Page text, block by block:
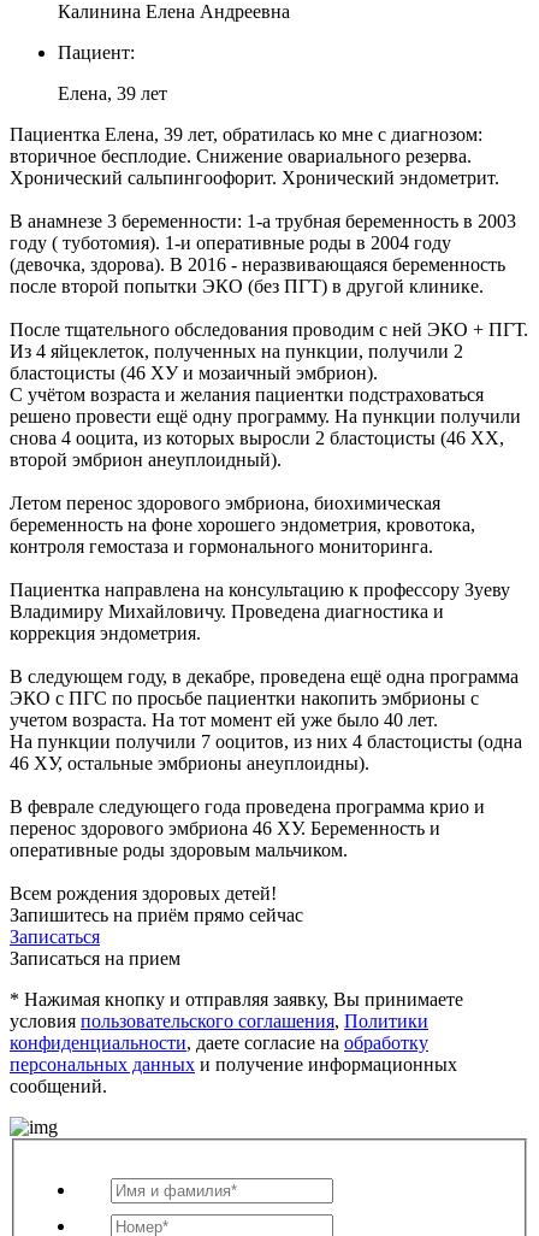
Калинина Елена Андреевна
Пациент:
Елена, 39 лет
Пациентка Елена, 39 лет, обратилась ко мне с диагнозом:
вторичное бесплодие. Снижение овариального резерва.
Хронический сальпингоофорит. Хронический эндометрит.
В анамнезе 3 беременности: 1-а трубная беременность в 2003
году ( туботомия). 1-и оперативные роды в 2004 году
(девочка, здорова). В 2016 - неразвивающаяся беременность
после второй попытки ЭКО (без ПГТ) в другой клинике.
После тщательного обследования проводим с ней ЭКО + ПГТ.
Из 4 яйцеклеток, полученных на пункции, получили 2
бластоцисты (46 ХУ и мозаичный эмбрион).
С учётом возраста и желания пациентки подстраховаться
решено провести ещё одну программу. На пункции получили
снова 4 ооцита, из которых выросли 2 бластоцисты (46 ХХ,
второй эмбрион анеуплоидный).
Летом перенос здорового эмбриона, биохимическая
беременность на фоне хорошего эндометрия, кровотока,
контроля гемостаза и гормонального мониторинга.
Пациентка направлена на консультацию к профессору Зуеву
Владимиру Михайловичу. Проведена диагностика и
коррекция эндометрия.
В следующем году, в декабре, проведена ещё одна программа
ЭКО с ПГС по просьбе пациентки накопить эмбрионы с
учетом возраста. На тот момент ей уже было 40 лет.
На пункции получили 7 ооцитов, из них 4 бластоцисты (одна
46 ХУ, остальные эмбрионы анеуплоидны).
В феврале следующего года проведена программа крио и
перенос здорового эмбриона 46 ХУ. Беременность и
оперативные роды здоровым мальчиком.
Всем рождения здоровых детей!
Запишитесь на приём прямо сейчас
Записаться
Записаться на прием
* Нажимая кнопку и отправляя заявку, Вы принимаете
условия пользовательского соглашения, Политики
конфиденциальности, даете согласие на обработку
персональных данных и получение информационных
сообщений.